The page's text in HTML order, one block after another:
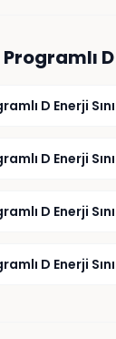
D
D Enerji
D Enerji
D Enerji
D Enerji